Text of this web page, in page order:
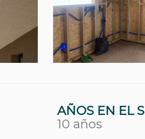
AÑOS EN EL
10 años